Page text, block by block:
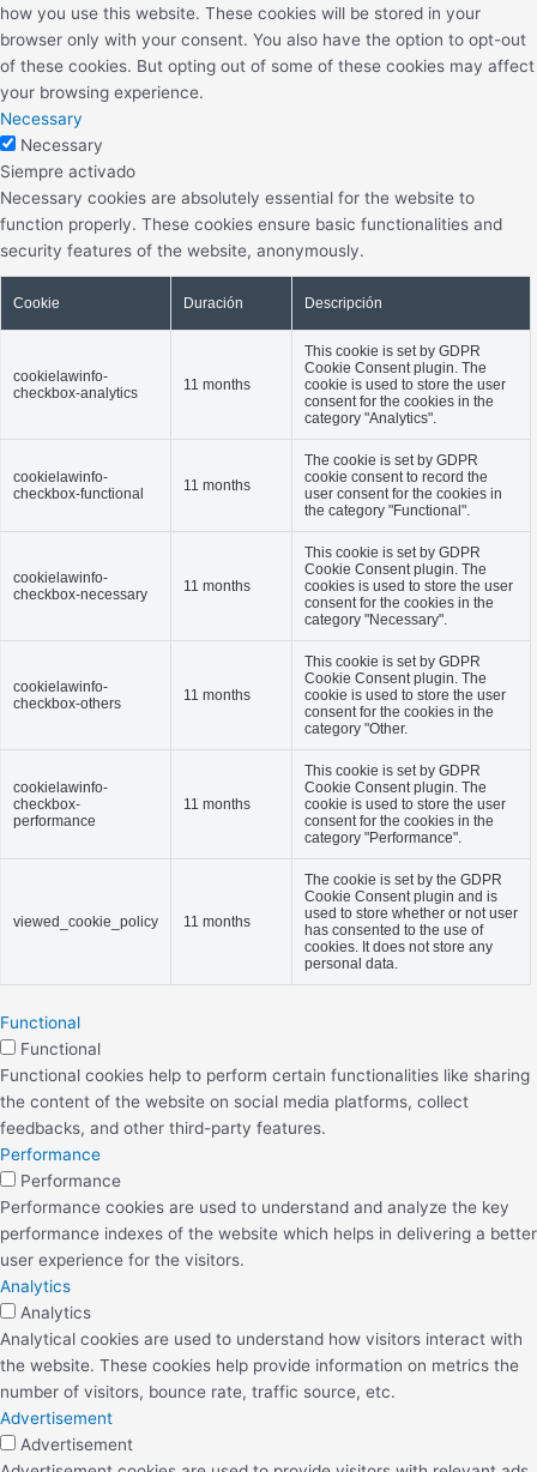
how you use this website. These cookies will be stored in your
browser only with your consent. You also have the option to opt-out
of these cookies. But opting out of some of these cookies may affect
your browsing experience.
Necessary
Necessary
Siempre activado
Necessary cookies are absolutely essential for the website to
function properly. These cookies ensure basic functionalities and
security features of the website, anonymously.
Cookie Duración Descripción
cookielawinfo-
checkbox-analytics
11 months
This cookie is set by GDPR
Cookie Consent plugin. The
cookie is used to store the user
consent for the cookies in the
category "Analytics".
cookielawinfo-
checkbox-functional
11 months
The cookie is set by GDPR
cookie consent to record the
user consent for the cookies in
the category "Functional".
cookielawinfo-
checkbox-necessary
11 months
This cookie is set by GDPR
Cookie Consent plugin. The
cookies is used to store the user
consent for the cookies in the
category "Necessary".
cookielawinfo-
checkbox-others
11 months
This cookie is set by GDPR
Cookie Consent plugin. The
cookie is used to store the user
consent for the cookies in the
category "Other.
cookielawinfo-
checkbox-
performance
11 months
This cookie is set by GDPR
Cookie Consent plugin. The
cookie is used to store the user
consent for the cookies in the
category "Performance".
viewed_cookie_policy 11 months
The cookie is set by the GDPR
Cookie Consent plugin and is
used to store whether or not user
has consented to the use of
cookies. It does not store any
personal data.
Functional
Functional
Functional cookies help to perform certain functionalities like sharing
the content of the website on social media platforms, collect
feedbacks, and other third-party features.
Performance
Performance
Performance cookies are used to understand and analyze the key
performance indexes of the website which helps in delivering a better
user experience for the visitors.
Analytics
Analytics
Analytical cookies are used to understand how visitors interact with
the website. These cookies help provide information on metrics the
number of visitors, bounce rate, traffic source, etc.
Advertisement
Advertisement